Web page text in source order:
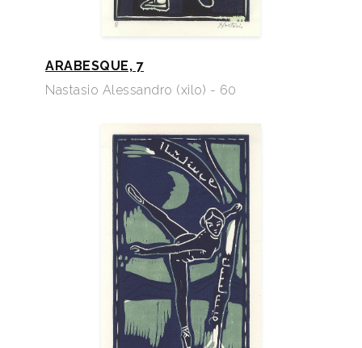
ARABESQUE, 7
Nastasio Alessandro (xilo) - 60